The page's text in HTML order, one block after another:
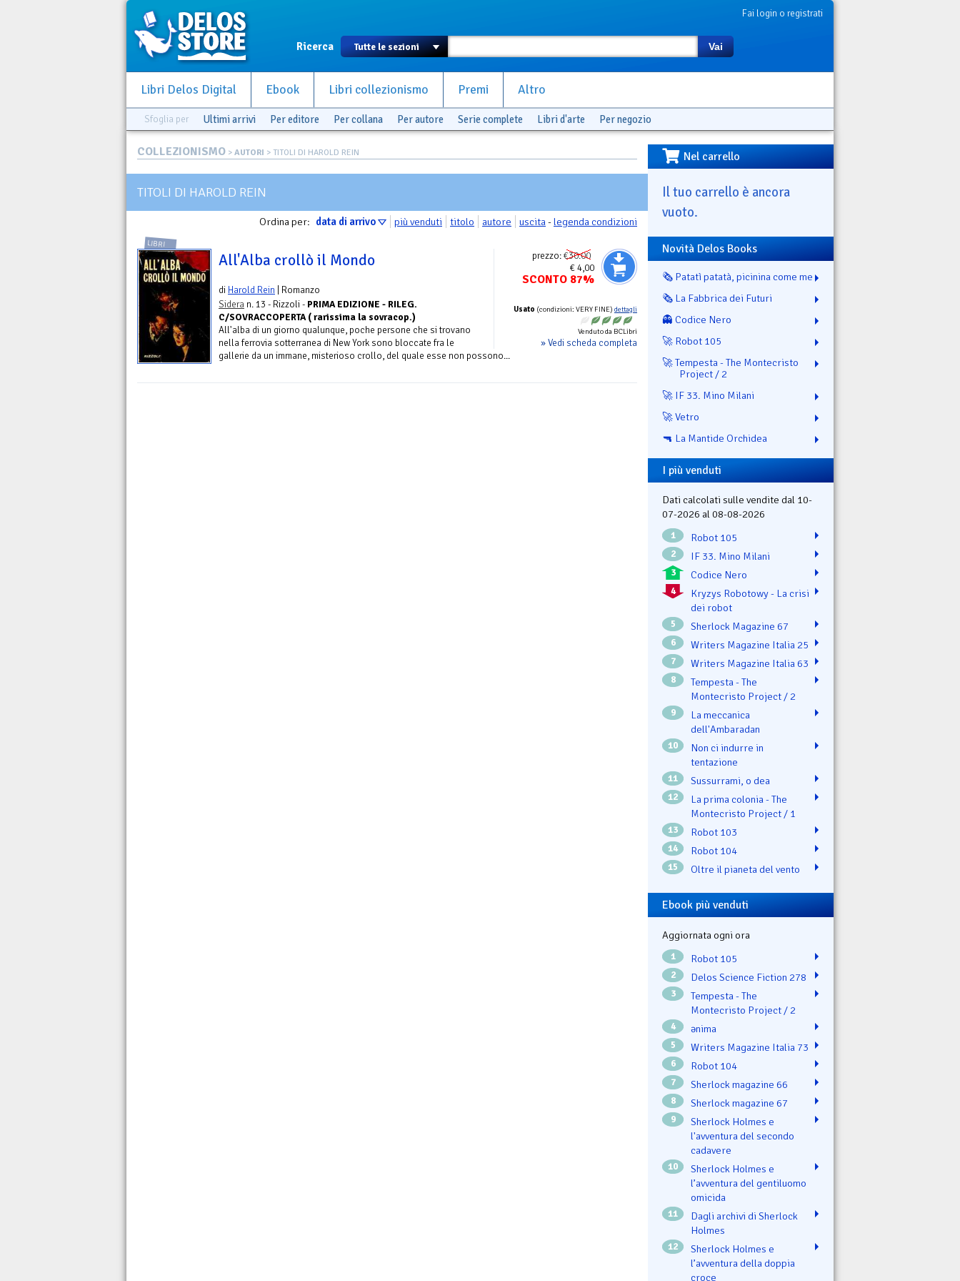
Fai login o registrati
Ricerca Vai
Libri Delos Digital Ebook Libri collezionismo Premi Altro
Sfoglia per Ultimi arrivi Per editore Per collana Per autore Serie complete Libri d'arte Per negozio
COLLEZIONISMO > AUTORI > TITOLI DI HAROLD REIN
TITOLI DI HAROLD REIN
Ordina per: data di arrivo più venduti titolo autore uscita-legenda condizioni
prezzo:€30.00
€ 4,00
SCONTO 87%
Usato (condizioni: VERY FINE) dettagli
Venduto da BCLibri
» Vedi scheda completa
LIBRI
All'Alba crollò il Mondo
di Harold Rein | Romanzo
Sidera n. 13 - Rizzoli - PRIMA EDIZIONE - RILEG.
C/SOVRACCOPERTA ( rarissima la sovracop.)
All'alba di un giorno qualunque, poche persone che si trovano
nella ferrovia sotterranea di New York sono bloccate fra le
gallerie da un immane, misterioso crollo, del quale esse non possono...
Nel carrello
Il tuo carrello è ancora
vuoto.
Novità Delos Books
🗞️ Patatì patatà, picinina come me
🗞️ La Fabbrica dei Futuri
👻 Codice Nero
🚀 Robot 105
🚀 Tempesta - The Montecristo
Project / 2
🚀 IF 33. Mino Milani
🚀 Vetro
🔫 La Mantide Orchidea
I più venduti
Dati calcolati sulle vendite dal 10-
07-2026 al 08-08-2026
1 Robot 105
2 IF 33. Mino Milani
3 Codice Nero
4
Kryzys Robotowy - La crisi
dei robot
5 Sherlock Magazine 67
6 Writers Magazine Italia 25
7 Writers Magazine Italia 63
8
Tempesta - The
Montecristo Project / 2
9
La meccanica
dell'Ambaradan
10
Non ci indurre in
tentazione
11 Sussurrami, o dea
12
La prima colonia - The
Montecristo Project / 1
13 Robot 103
14 Robot 104
15 Oltre il pianeta del vento
Ebook più venduti
Aggiornata ogni ora
1 Robot 105
2 Delos Science Fiction 278
3
Tempesta - The
Montecristo Project / 2
4 ənima
5 Writers Magazine Italia 73
6 Robot 104
7 Sherlock magazine 66
8 Sherlock magazine 67
9
Sherlock Holmes e
l'avventura del secondo
cadavere
10
Sherlock Holmes e
l’avventura del gentiluomo
omicida
11
Dagli archivi di Sherlock
Holmes
12
Sherlock Holmes e
l’avventura della doppia
croce